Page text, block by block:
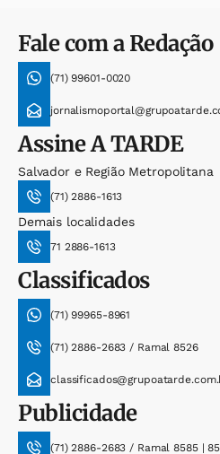
Fale com a Redação
(71) 99601-0020
AssineA TARDE
Salvador e Região Metropolitana
(71) 2886-1613
Demais localidades
71 2886-1613
Classificados
(71) 99965-8961
(71) 2886-2683 / Ramal 8526
Publicidade
(71) 2886-2683 / Ramal 8585 |